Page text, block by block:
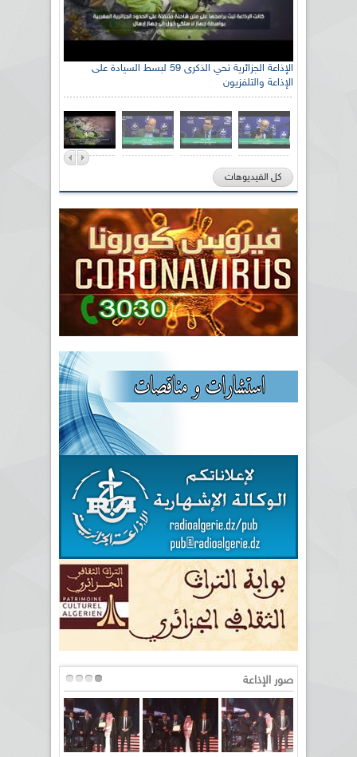
الإذاعة الجزائرية تحي الذكرى 59 لبسط السيادة على
الإذاعة والتلفزيون
كل الفيديوهات
صور الإذاعة